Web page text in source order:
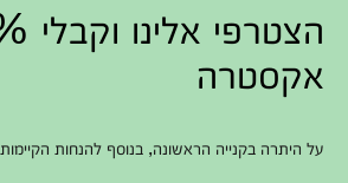
אקסטרה
על היתרה בקנייה הראשונה, בנוסף להנחות הקיימות.